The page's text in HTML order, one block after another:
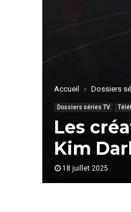
Accueil Dossiers
Dossiers séries TV
Les
Kim
18 juillet 2025